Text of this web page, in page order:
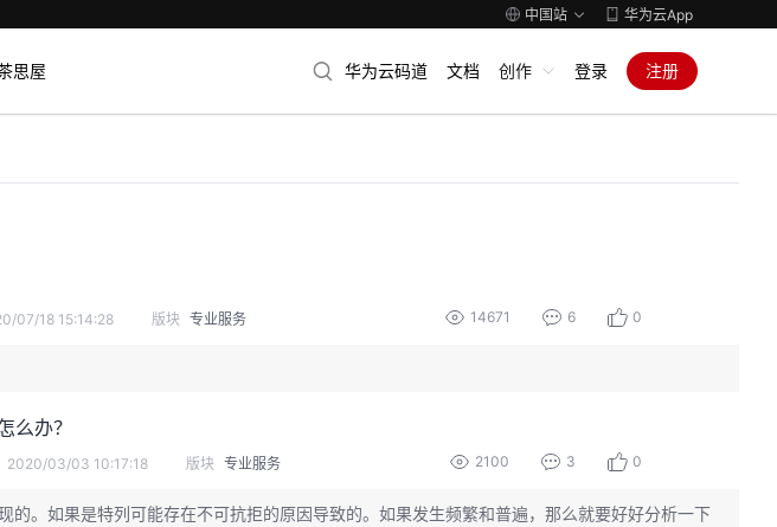
中国站 华为云App
思屋 华为云码道 文档 创作 登录 注册
07/18 15:14:28 版块 专业服务 14671 6 0
么办？
2020/03/03 10:17:18 版块 专业服务 2100 3 0
的。如果是特列可能存在不可抗拒的原因导致的。如果发生频繁和普遍，那么就要好好分析一下